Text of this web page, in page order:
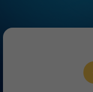
W Rynku trwa